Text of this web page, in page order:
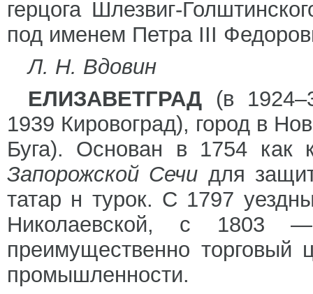
герцога Шлезвиг-
под именем Петра III
Л. Н. Вдовин
ЕЛИЗАВЕТГРАД (в
1939 Кировоград), город в
Буга). Основан в 1754 как
Запорожской Сечи для
татар н турок. С 1797
Николаевской, с 1803
преимущественно
промышленности.